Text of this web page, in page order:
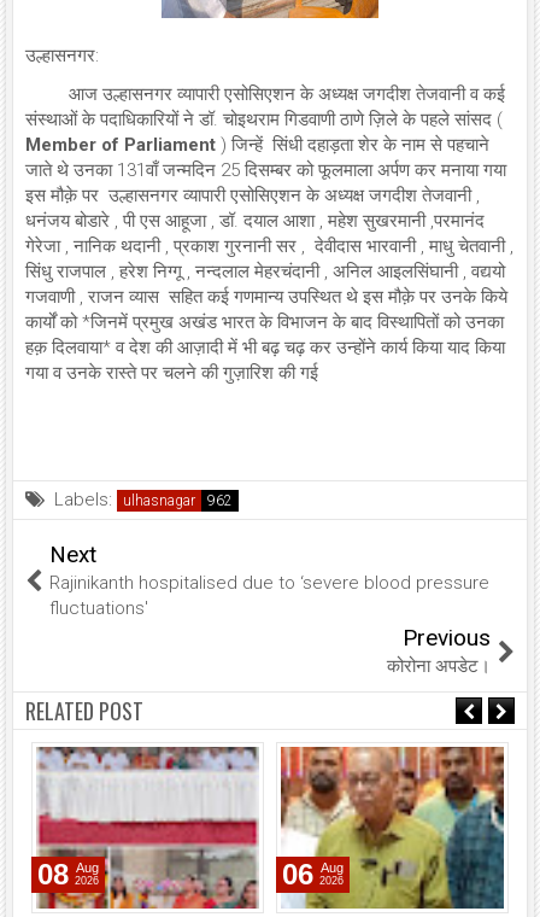
उल्हासनगर:
आज उल्हासनगर व्यापारी एसोसिएशन के अध्यक्ष जगदीश तेजवानी व कई
संस्थाओं के पदाधिकारियों ने डॉ. चोइथराम गिडवाणी ठाणे ज़िले के पहले सांसद (
Member of Parliament ) जिन्हें सिंधी दहाड़ता शेर के नाम से पहचाने
जाते थे उनका 131वाँ जन्मदिन 25 दिसम्बर को फूलमाला अर्पण कर मनाया गया
इस मौक़े पर उल्हासनगर व्यापारी एसोसिएशन के अध्यक्ष जगदीश तेजवानी ,
धनंजय बोडारे , पी एस आहूजा , डॉ. दयाल आशा , महेश सुखरमानी ,परमानंद
गेरेजा , नानिक थदानी , प्रकाश गुरनानी सर , देवीदास भारवानी , माधु चेतवानी ,
सिंधु राजपाल , हरेश निग्गू , नन्दलाल मेहरचंदानी , अनिल आइलसिंघानी , वद्ययो
गजवाणी , राजन व्यास सहित कई गणमान्य उपस्थित थे इस मौक़े पर उनके किये
कार्यों को *जिनमें प्रमुख अखंड भारत के विभाजन के बाद विस्थापितों को उनका
हक़ दिलवाया* व देश की आज़ादी में भी बढ़ चढ़ कर उन्होंने कार्य किया याद किया
गया व उनके रास्ते पर चलने की गुज़ारिश की गई
Labels: ulhasnagar
Next
Rajinikanth hospitalised due to ‘severe blood pressure
fluctuations'
Previous
कोरोना अपडेट।
RELATED POST
08 Aug
2026 06 Aug
2026